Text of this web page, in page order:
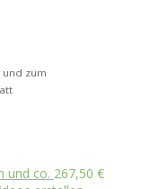
zum
und co. 267,50 €